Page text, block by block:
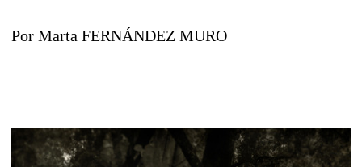
Por Marta FERNÁNDEZ MURO